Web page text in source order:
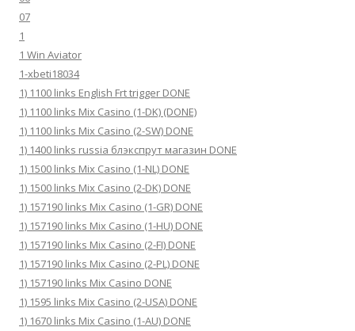
07
1
1 Win Aviator
1-xbeti18034
1) 1100 links English Frt trigger DONE
1) 1100 links Mix Casino (1-DK) (DONE)
1) 1100 links Mix Casino (2-SW) DONE
1) 1400 links russia блэкспрут магазин DONE
1) 1500 links Mix Casino (1-NL) DONE
1) 1500 links Mix Casino (2-DK) DONE
1) 157190 links Mix Casino (1-GR) DONE
1) 157190 links Mix Casino (1-HU) DONE
1) 157190 links Mix Casino (2-FI) DONE
1) 157190 links Mix Casino (2-PL) DONE
1) 157190 links Mix Casino DONE
1) 1595 links Mix Casino (2-USA) DONE
1) 1670 links Mix Casino (1-AU) DONE